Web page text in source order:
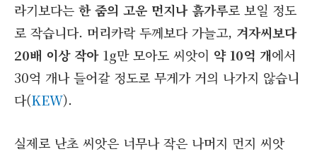
라기보다는 한 줌의 고운 먼지나 흙가루로 보일 정도
로 작습니다. 머리카락 두께보다 가늘고, 겨자씨보다
20배 이상 작아1g만 모아도 씨앗이 약 10억 개에서
30억 개나 들어갈 정도로 무게가 거의 나가지 않습니
다(KEW).
실제로 난초 씨앗은 너무나 작은 나머지 먼지 씨앗